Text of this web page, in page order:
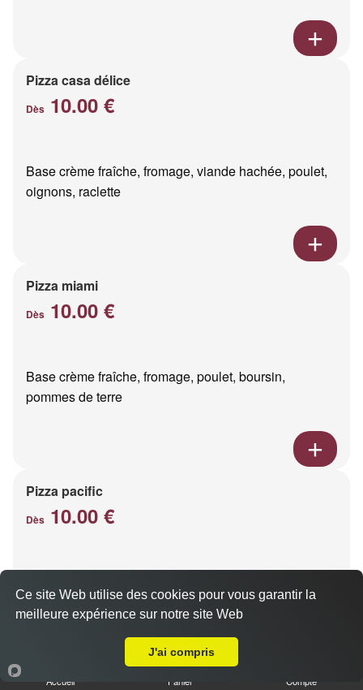
Pizza casa délice
Dès 10.00 €
Base crème fraîche, fromage, viande hachée, poulet,
oignons, raclette
Pizza miami
Dès 10.00 €
Base crème fraîche, fromage, poulet, boursin,
pommes de terre
Pizza pacific
Dès 10.00 €
Accueil Panier Compte
Ce site Web utilise des cookies pour vous garantir la
meilleure expérience sur notre site Web
J'ai compris